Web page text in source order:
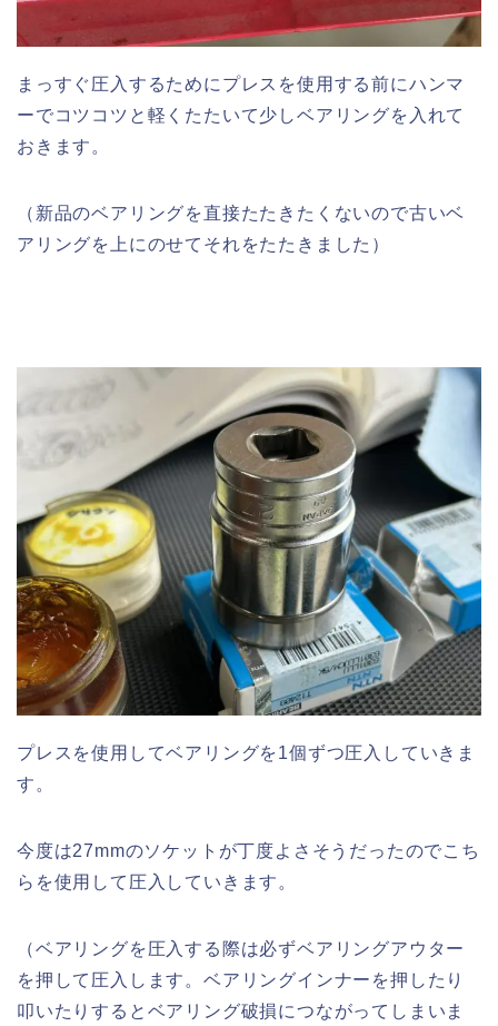
まっすぐ圧入するためにプレスを使用する前にハンマ
ーでコツコツと軽くたたいて少しベアリングを入れて
おきます。
（新品のベアリングを直接たたきたくないので古いベ
アリングを上にのせてそれをたたきました）
プレスを使用してベアリングを1個ずつ圧入していきま
す。
今度は27mmのソケットが丁度よさそうだったのでこち
らを使用して圧入していきます。
（ベアリングを圧入する際は必ずベアリングアウター
を押して圧入します。ベアリングインナーを押したり
叩いたりするとベアリング破損につながってしまいま